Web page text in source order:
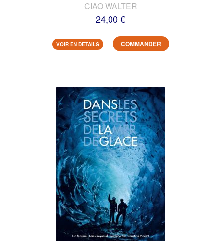
CIAO WALTER
24,00 €
VOIR EN DETAILS COMMANDER